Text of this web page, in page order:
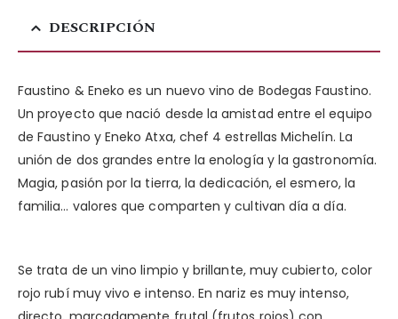
DESCRIPCIÓN
Faustino & Eneko es un nuevo vino de Bodegas Faustino.
Un proyecto que nació desde la amistad entre el equipo
de Faustino y Eneko Atxa, chef 4 estrellas Michelín. La
unión de dos grandes entre la enología y la gastronomía.
Magia, pasión por la tierra, la dedicación, el esmero, la
familia… valores que comparten y cultivan día a día.
Se trata de un vino limpio y brillante, muy cubierto, color
rojo rubí muy vivo e intenso. En nariz es muy intenso,